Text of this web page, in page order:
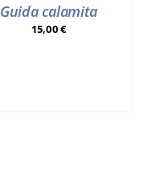
Guida calamita
15,00€